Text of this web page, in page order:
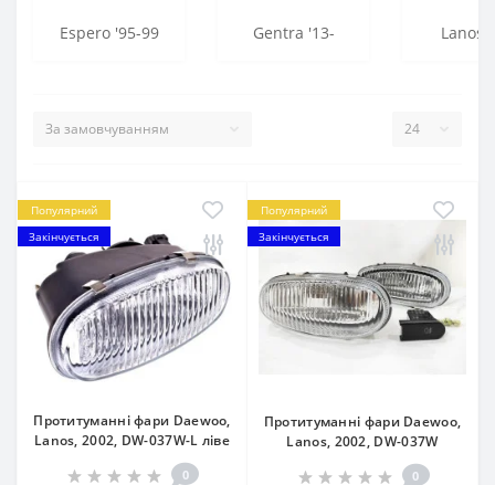
Espero '95-99 Gentra '13- Lanos
Популярний
Закінчується
Протитуманні фари Daewoo,
Lanos, 2002, DW-037W-L лiве
0
Популярний
Закінчується
Протитуманні фари Daewoo,
Lanos, 2002, DW-037W
0